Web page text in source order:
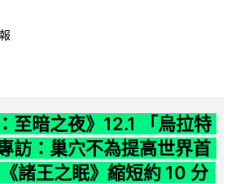
至暗之夜》12.1 「烏拉特
訪：巢穴不為提高世界首
諸王之眠》縮短約 10 分